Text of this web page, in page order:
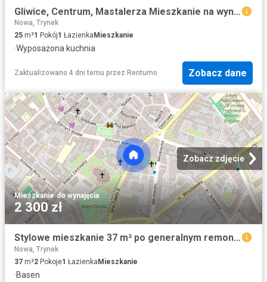
Gliwice, Centrum, Mastalerza Mieszkanie na wynajem
Nowa, Trynek
25 m²1 Pokój1 Łazienka Mieszkanie
·Wyposażona kuchnia
Zaktualizowano 4 dni temu przez Rentumo Zobacz dane
Zobacz zdjęcie
Mieszkanie·do wynajęcia
2 300 zł
Stylowe mieszkanie 37 m² po generalnym remoncie w Centrum Gliwic
Nowa, Trynek
37 m²2 Pokoje1 Łazienka Mieszkanie
·Basen